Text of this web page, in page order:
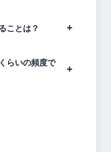
ことは？
らいの頻度で